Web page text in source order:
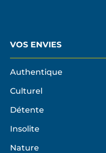
VOS ENVIES
Authentique
Culturel
Détente
Insolite
Nature